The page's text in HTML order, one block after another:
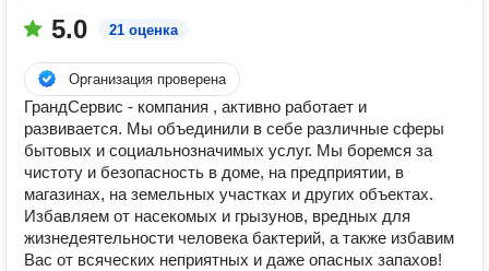
5.0 21 оценка
Организация проверена
ГрандСервис - компания , активно работает и
развивается. Мы объединили в себе различные сферы
бытовых и социальнозначимых услуг. Мы боремся за
чистоту и безопасность в доме, на предприятии, в
магазинах, на земельных участках и других объектах.
Избавляем от насекомых и грызунов, вредных для
жизнедеятельности человека бактерий, а также избавим
Вас от всяческих неприятных и даже опасных запахов!